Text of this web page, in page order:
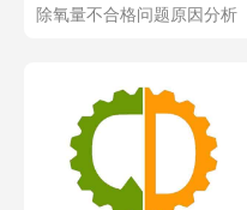
除氧量不合格问题原因分析